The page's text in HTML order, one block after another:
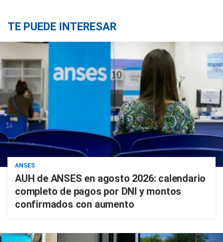
TE PUEDE INTERESAR
ANSES
AUH de ANSES en agosto 2026: calendario
completo de pagos por DNI y montos
confirmados con aumento